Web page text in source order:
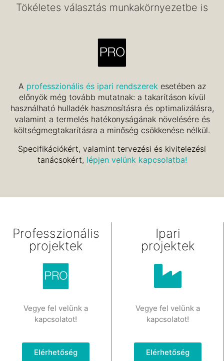
Tökéletes választás munkakörnyezetbe is
A professzionális és ipari rendszerekesetében az
előnyök még tovább mutatnak: a takarításon kívül
használható hulladék hasznosításra és optimalizálásra,
valamint a termelés hatékonyságának növelésére és
költségmegtakarításra a minőség csökkenése nélkül.
Specifikációkért, valamint tervezési és kivitelezési
tanácsokért, lépjen velünk kapcsolatba!
Professzionális
projektek
Vegye fel velünk a
kapcsolatot!
Elérhetőség
Ipari
projektek
Vegye fel velünk a
kapcsolatot!
Elérhetőség